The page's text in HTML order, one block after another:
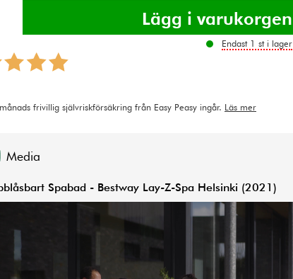
Endast 1 st i lager
frivillig självriskförsäkring från Easy Peasy ingår. Läs mer
Media
Spabad - Bestway Lay-Z-Spa Helsinki (2021)